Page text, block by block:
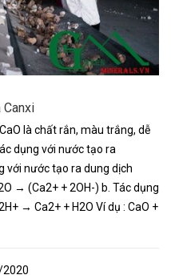
là chất rắn, màu trắng, dễ
dụng với nước tạo ra
với nước tạo ra dung dịch
→ (Ca2+ + 2OH-) b. Tác dụng
→ Ca2+ + H2O Ví dụ : CaO +
2020